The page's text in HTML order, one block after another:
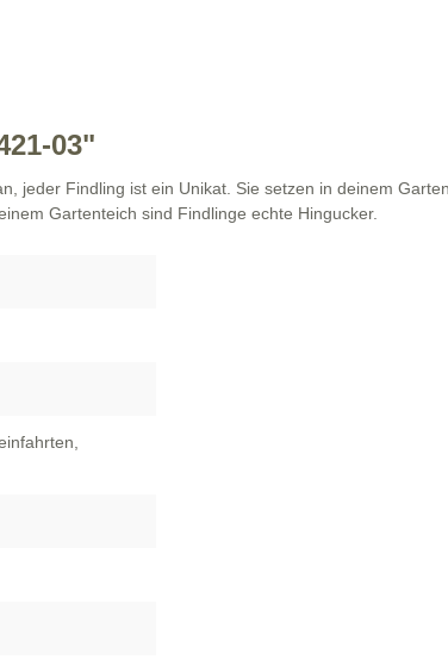
03"
jeder Findling ist ein Unikat. Sie setzen in deinem
Gartenteich sind Findlinge echte Hingucker.